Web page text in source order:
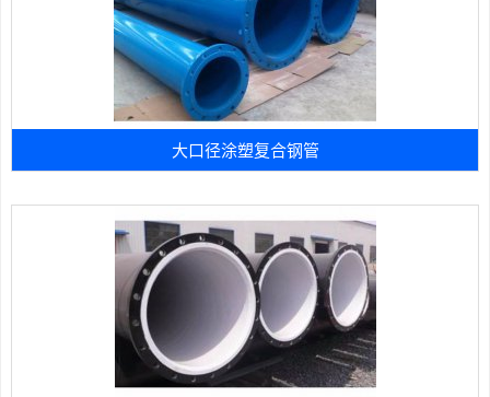
大口径涂塑复合钢管